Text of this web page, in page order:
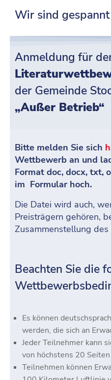
Wir sind
Anmeldung für
der Gemeinde
„Außer Betrieb“
Bitte melden Sie sich
Wettbewerb an und
Format doc, docx, txt,
im Formular hoch.
Die Datei wird auch,
Preisträgern gehören,
Zusammenstellung
Beachten Sie die
Es können
werden, die sich an
Jeder Teilnehmer kann
von höchstens 20
Teilnehmen können